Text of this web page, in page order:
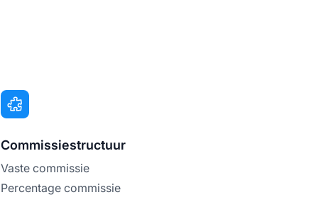
Commissiestructuur
Vaste commissie
Percentage commissie